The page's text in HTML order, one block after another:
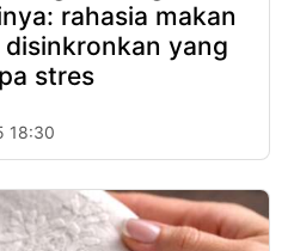
rahasia makan
yang
stres
18:30